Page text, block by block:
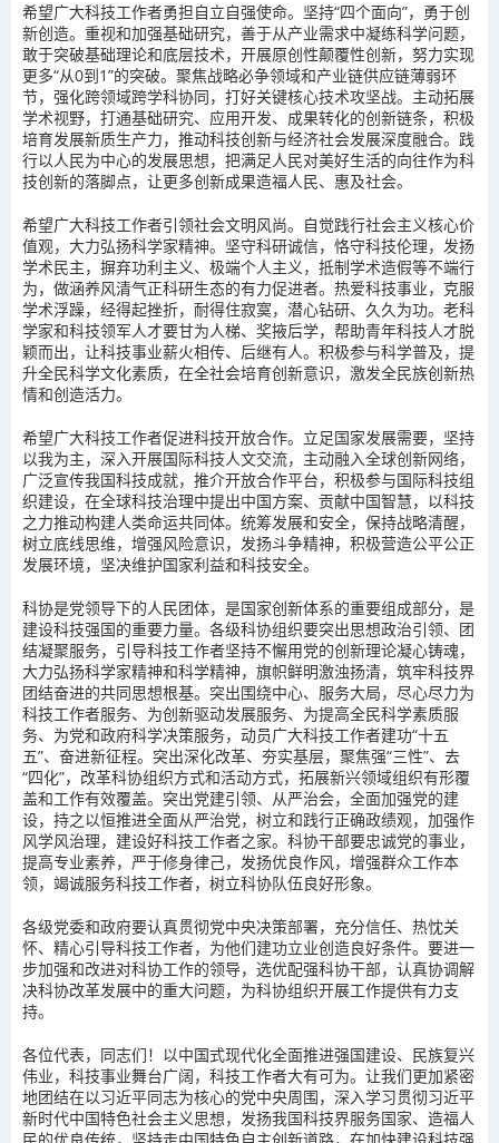
希望广大科技工作者勇担自立自强使命。坚持“四个面向”，勇于创
新创造。重视和加强基础研究，善于从产业需求中凝练科学问题，
敢于突破基础理论和底层技术，开展原创性颠覆性创新，努力实现
更多“从0到1”的突破。聚焦战略必争领域和产业链供应链薄弱环
节，强化跨领域跨学科协同，打好关键核心技术攻坚战。主动拓展
学术视野，打通基础研究、应用开发、成果转化的创新链条，积极
培育发展新质生产力，推动科技创新与经济社会发展深度融合。践
行以人民为中心的发展思想，把满足人民对美好生活的向往作为科
技创新的落脚点，让更多创新成果造福人民、惠及社会。
希望广大科技工作者引领社会文明风尚。自觉践行社会主义核心价
值观，大力弘扬科学家精神。坚守科研诚信，恪守科技伦理，发扬
学术民主，摒弃功利主义、极端个人主义，抵制学术造假等不端行
为，做涵养风清气正科研生态的有力促进者。热爱科技事业，克服
学术浮躁，经得起挫折，耐得住寂寞，潜心钻研、久久为功。老科
学家和科技领军人才要甘为人梯、奖掖后学，帮助青年科技人才脱
颖而出，让科技事业薪火相传、后继有人。积极参与科学普及，提
升全民科学文化素质，在全社会培育创新意识，激发全民族创新热
情和创造活力。
希望广大科技工作者促进科技开放合作。立足国家发展需要，坚持
以我为主，深入开展国际科技人文交流，主动融入全球创新网络，
广泛宣传我国科技成就，推介开放合作平台，积极参与国际科技组
织建设，在全球科技治理中提出中国方案、贡献中国智慧，以科技
之力推动构建人类命运共同体。统筹发展和安全，保持战略清醒，
树立底线思维，增强风险意识，发扬斗争精神，积极营造公平公正
发展环境，坚决维护国家利益和科技安全。
科协是党领导下的人民团体，是国家创新体系的重要组成部分，是
建设科技强国的重要力量。各级科协组织要突出思想政治引领、团
结凝聚服务，引导科技工作者坚持不懈用党的创新理论凝心铸魂，
大力弘扬科学家精神和科学精神，旗帜鲜明激浊扬清，筑牢科技界
团结奋进的共同思想根基。突出围绕中心、服务大局，尽心尽力为
科技工作者服务、为创新驱动发展服务、为提高全民科学素质服
务、为党和政府科学决策服务，动员广大科技工作者建功“十五
五”、奋进新征程。突出深化改革、夯实基层，聚焦强“三性”、去
“四化”，改革科协组织方式和活动方式，拓展新兴领域组织有形覆
盖和工作有效覆盖。突出党建引领、从严治会，全面加强党的建
设，持之以恒推进全面从严治党，树立和践行正确政绩观，加强作
风学风治理，建设好科技工作者之家。科协干部要忠诚党的事业，
提高专业素养，严于修身律己，发扬优良作风，增强群众工作本
领，竭诚服务科技工作者，树立科协队伍良好形象。
各级党委和政府要认真贯彻党中央决策部署，充分信任、热忱关
怀、精心引导科技工作者，为他们建功立业创造良好条件。要进一
步加强和改进对科协工作的领导，选优配强科协干部，认真协调解
决科协改革发展中的重大问题，为科协组织开展工作提供有力支
持。
各位代表，同志们！以中国式现代化全面推进强国建设、民族复兴
伟业，科技事业舞台广阔，科技工作者大有可为。让我们更加紧密
地团结在以习近平同志为核心的党中央周围，深入学习贯彻习近平
新时代中国特色社会主义思想，发扬我国科技界服务国家、造福人